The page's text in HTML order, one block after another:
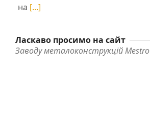
на [...]
Ласкаво просимо на сайт
Заводу металоконструкцій Mestro